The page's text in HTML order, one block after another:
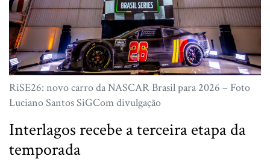
RiSE26: novo carro da NASCAR Brasil para 2026 – Foto
Luciano Santos SiGCom divulgação
Interlagos recebe a terceira etapa da
temporada